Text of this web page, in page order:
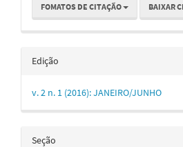
FOMATOS DE CITAÇÃO BAIXAR
Edição
v. 2 n. 1 (2016): JANEIRO/JUNHO
Seção